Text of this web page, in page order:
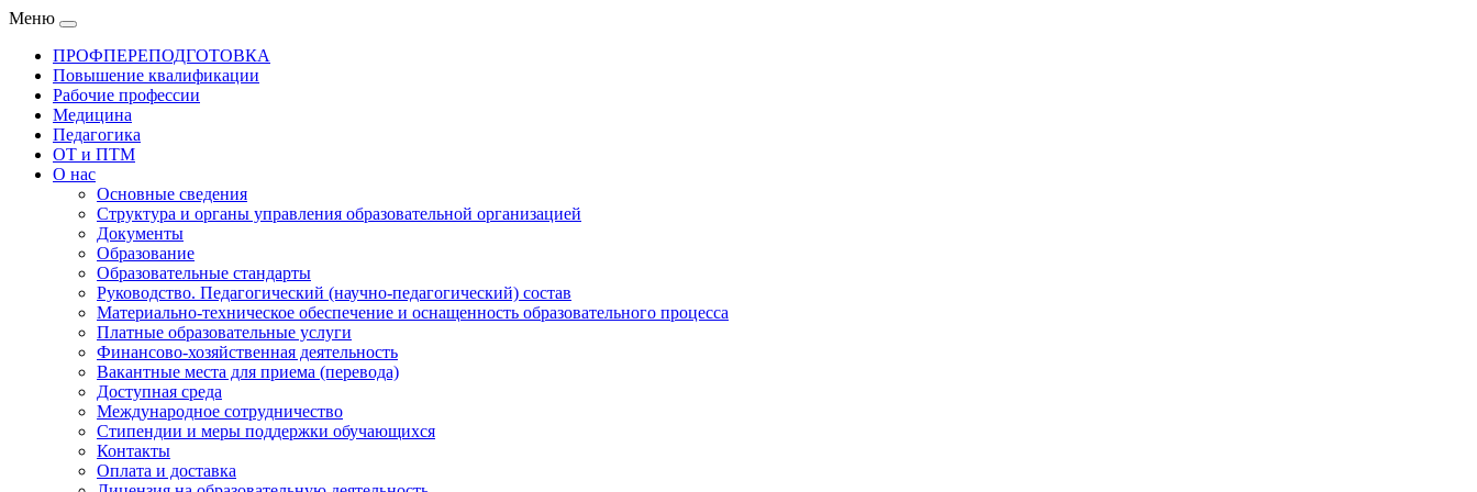
Меню
ПРОФПЕРЕПОДГОТОВКА
Повышение квалификации
Рабочие профессии
Медицина
Педагогика
ОТ и ПТМ
О нас
Основные сведения
Структура и органы управления образовательной организацией
Документы
Образование
Образовательные стандарты
Руководство. Педагогический (научно-педагогический) состав
Материально-техническое обеспечение и оснащенность образовательного процесса
Платные образовательные услуги
Финансово-хозяйственная деятельность
Вакантные места для приема (перевода)
Доступная среда
Международное сотрудничество
Стипендии и меры поддержки обучающихся
Контакты
Оплата и доставка